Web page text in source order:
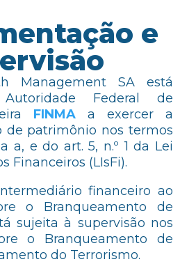
e
Management SA está
Federal de
FINMA a exercer a
de patrimônio nos termos
a, e do art. 5, n.º 1 da Lei
Financeiros (LIsFi).
financeiro ao
o Branqueamento de
sujeita à supervisão nos
o Branqueamento de
do Terrorismo.